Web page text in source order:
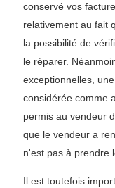
conservé vos
relativement au fait
la possibilité de
le réparer.
exceptionnelles,
considérée comme
permis au vendeur
que le vendeur a
n'est pas à prendre
Il est toutefois